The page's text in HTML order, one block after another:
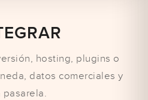
hosting, plugins o
datos comerciales y